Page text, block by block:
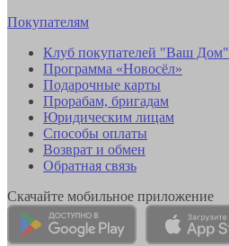
Покупателям
Клуб покупателей "Ваш Дом"
Программа «Новосёл»
Подарочные карты
Прорабам, бригадам
Юридическим лицам
Способы оплаты
Возврат и обмен
Обратная связь
Скачайте мобильное приложение